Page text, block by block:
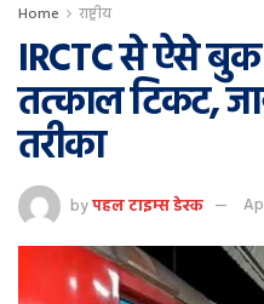
Home राष्ट्रीय
IRCTC से ऐसे बुक
तत्काल टिकट,
तरीका
byपहल टाइम्स डेस्क